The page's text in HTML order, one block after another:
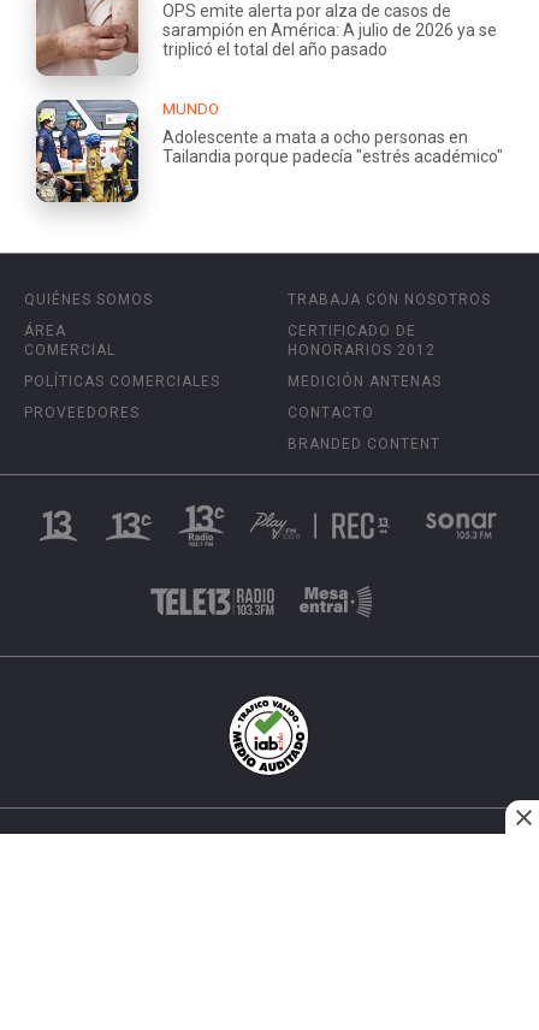
OPS emite alerta por alza de casos de
sarampión en América: A julio de 2026 ya se
triplicó el total del año pasado
MUNDO
Adolescente a mata a ocho personas en
Tailandia porque padecía "estrés académico"
QUIÉNES SOMOS
ÁREA
COMERCIAL
POLÍTICAS COMERCIALES
PROVEEDORES
TRABAJA CON NOSOTROS
CERTIFICADO DE
HONORARIOS 2012
MEDICIÓN ANTENAS
CONTACTO
BRANDED CONTENT